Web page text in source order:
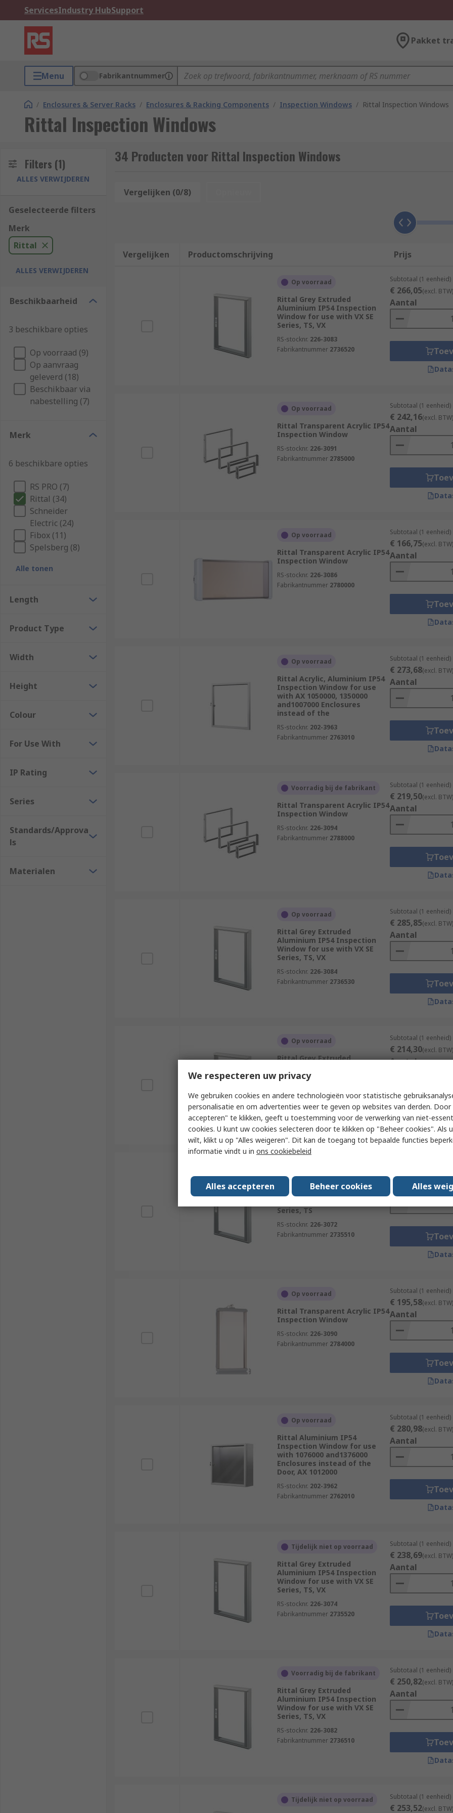
ServicesIndustry HubSupport
Pakket
Menu Fabrikantnummer
/ Enclosures & Server Racks / Enclosures & Racking Components / Inspection Windows / Rittal Inspection Windows
Rittal Inspection Windows
Filters (1)
ALLES VERWIJDEREN
Geselecteerde filters
Merk
Rittal
ALLES VERWIJDEREN
Beschikbaarheid
3 beschikbare opties
Op voorraad (9)
Op aanvraag
geleverd (18)
Beschikbaar via
nabestelling (7)
Merk
6 beschikbare opties
RS PRO (7)
Rittal (34)
Schneider
Electric (24)
Fibox (11)
Spelsberg (8)
Alle tonen
Length
Product Type
Width
Height
Colour
For Use With
IP Rating
Series
Standards/Approva
ls
Materialen
34 Producten voor Rittal Inspection Windows
Vergelijken (0/8)
Vergelijken Productomschrijving Prijs
Op voorraad
Rittal Grey Extruded
Aluminium IP54 Inspection
Window for use with VX SE
Series, TS, VX
RS-stocknr. 226-3083
Fabrikantnummer 2736520
Subtotaal (1 eenheid)
€ 266,05(excl. BTW)
Aantal
Op voorraad
Rittal Transparent Acrylic IP54
Inspection Window
RS-stocknr. 226-3091
Fabrikantnummer 2785000
Subtotaal (1 eenheid)
€ 242,16(excl. BTW)
Aantal
Op voorraad
Rittal Transparent Acrylic IP54
Inspection Window
RS-stocknr. 226-3086
Fabrikantnummer 2780000
Subtotaal (1 eenheid)
€ 166,75(excl. BTW)
Aantal
Op voorraad
Rittal Acrylic, Aluminium IP54
Inspection Window for use
with AX 1050000, 1350000
and1007000 Enclosures
instead of the
RS-stocknr. 202-3963
Fabrikantnummer 2763010
Subtotaal (1 eenheid)
€ 273,68(excl. BTW)
Aantal
Voorradig bij de fabrikant
Rittal Transparent Acrylic IP54
Inspection Window
RS-stocknr. 226-3094
Fabrikantnummer 2788000
Subtotaal (1 eenheid)
€ 219,50(excl. BTW)
Aantal
Op voorraad
Rittal Grey Extruded
Aluminium IP54 Inspection
Window for use with VX SE
Series, TS, VX
RS-stocknr. 226-3084
Fabrikantnummer 2736530
Subtotaal (1 eenheid)
€ 285,85(excl. BTW)
Aantal
Op voorraad
Rittal Grey Extruded
Window for use with VX SE
Series, VX, TS
RS-stocknr.226-3071
Fabrikantnummer 2735500
Subtotaal (1 eenheid)
€ 214,30(excl. BTW)
Aantal
Rittal Grey Extruded
Aluminium IP54 Inspection
Series, TS
RS-stocknr. 226-3072
Fabrikantnummer 2735510
€ 225,62(excl. BTW)
Aantal
Op voorraad
Rittal Transparent Acrylic IP54
Inspection Window
RS-stocknr. 226-3090
Fabrikantnummer 2784000
Subtotaal (1 eenheid)
€ 195,58(excl. BTW)
Aantal
Op voorraad
Rittal Aluminium IP54
Inspection Window for use
with 1076000 and1376000
Enclosures instead of the
Door, AX 1012000
RS-stocknr. 202-3962
Fabrikantnummer 2762010
Subtotaal (1 eenheid)
€ 280,98(excl. BTW)
Aantal
Tijdelijk niet op voorraad
Rittal Grey Extruded
Aluminium IP54 Inspection
Window for use with VX SE
Series, TS, VX
RS-stocknr. 226-3074
Fabrikantnummer 2735520
Subtotaal (1 eenheid)
€ 238,69(excl. BTW)
Aantal
Voorradig bij de fabrikant
Rittal Grey Extruded
Aluminium IP54 Inspection
Window for use with VX SE
Series, TS, VX
RS-stocknr. 226-3082
Fabrikantnummer 2736510
Subtotaal (1 eenheid)
€ 250,82(excl. BTW)
Aantal
Tijdelijk niet op voorraad Subtotaal (1 eenheid)
€ 253,52(excl. BTW)
We respecteren uw privacy
We gebruiken cookies en andere technologieën voor statistische
personalisatie en om advertenties weer te geven op websites van derden. Door
accepteren" te klikken, geeft u toestemming voor de verwerking van niet-
cookies. U kunt uw cookies selecteren door te klikken op "Beheer cookies". Als
wilt, klikt u op "Alles weigeren". Dit kan de toegang tot bepaalde functies
informatie vindt u in ons cookiebeleid
Alles accepteren Beheer cookies Alles